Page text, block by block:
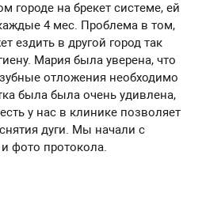
городе на брекет системе, ей
4 мес. Проблема в том,
ездить в другой город так
Мария была уверена, что
отложения необходимо
была была очень удивлена,
у нас в клинике позволяет
дуги. Мы начали с
фото протокола.